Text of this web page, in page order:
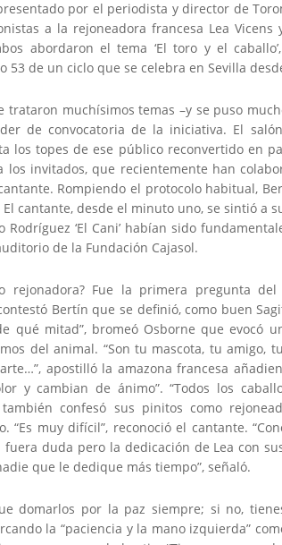
por el periodista y director de
a la rejoneadora francesa Lea
abordaron el tema ‘El toro y el
53 de un ciclo que se celebra en Sevilla
trataron muchísimos temas –y se puso
de convocatoria de la iniciativa. El
los topes de ese público reconvertido en
los invitados, que recientemente han
Rompiendo el protocolo habitual,
cantante, desde el minuto uno, se sintió a
Rodríguez ‘El Cani’ habían sido
de la Fundación Cajasol.
rejonadora? Fue la primera pregunta
Bertín que se definió, como buen
qué mitad”, bromeó Osborne que evocó
del animal. “Son tu mascota, tu amigo,
apostilló la amazona francesa
y cambian de ánimo”. “Todos los
confesó sus pinitos como
“Es muy difícil”, reconoció el cantante.
duda pero la dedicación de Lea con
que le dedique más tiempo”, señaló.
domarlos por la paz siempre; si no,
la “paciencia y la mano izquierda”